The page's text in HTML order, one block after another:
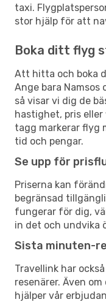
taxi.
stor hjälp för att
Boka ditt flyg
Att hitta och boka
Ange bara
så visar vi dig de
hastighet, pris
tagg markerar flyg
tid och pengar.
Se upp för
Priserna kan
begränsad
fungerar för dig,
in det och undvika
Sista minuten-
Travellink har
resenärer. Även
hjälper vår